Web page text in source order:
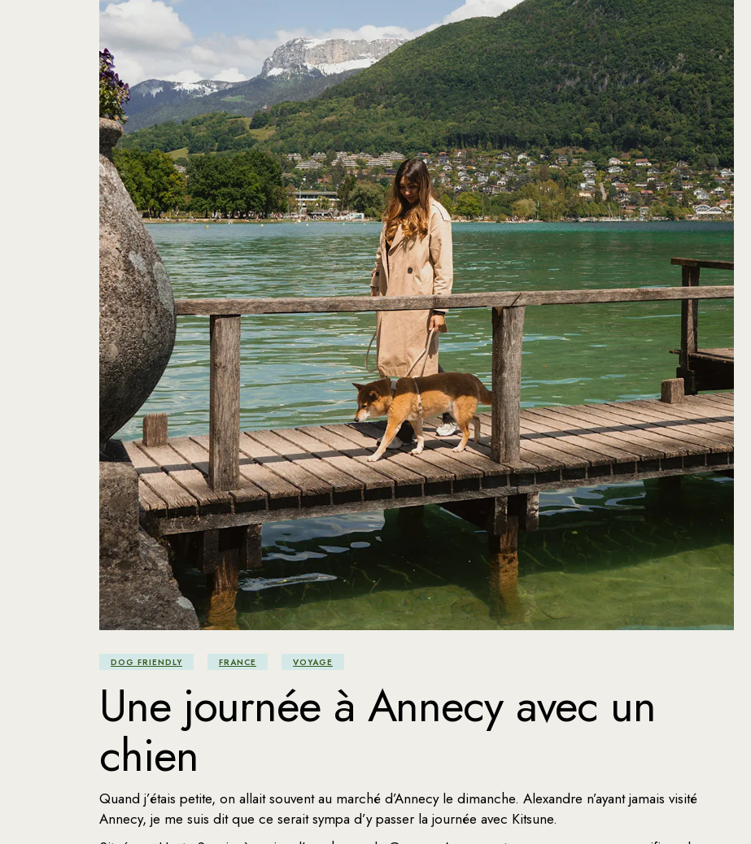
Mexique
Portugal
Suisse
DOG FRIENDLY FRANCE VOYAGE
Une journée à Annecy avec un
chien
Quand j’étais petite, on allait souvent au marché d’Annecy le dimanche. Alexandre n’ayant jamais visité
Annecy, je me suis dit que ce serait sympa d’y passer la journée avec Kitsune.